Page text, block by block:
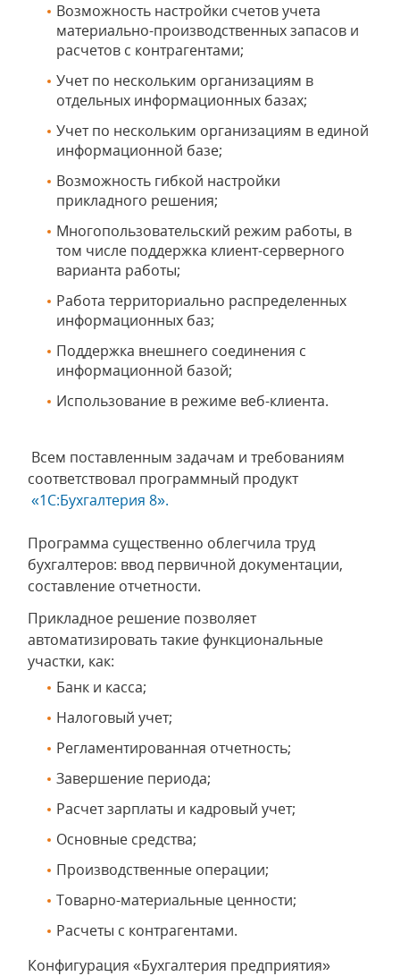
Возможность настройки счетов учета
материально-производственных запасов и
расчетов с контрагентами;
Учет по нескольким организациям в
отдельных информационных базах;
Учет по нескольким организациям в единой
информационной базе;
Возможность гибкой настройки
прикладного решения;
Многопользовательский режим работы, в
том числе поддержка клиент-серверного
варианта работы;
Работа территориально распределенных
информационных баз;
Поддержка внешнего соединения с
информационной базой;
Использование в режиме веб-клиента.
Всем поставленным задачам и требованиям
соответствовал программный продукт
«1С:Бухгалтерия 8».
Программа существенно облегчила труд
бухгалтеров: ввод первичной документации,
составление отчетности.
Прикладное решение позволяет
автоматизировать такие функциональные
участки, как:
Банк и касса;
Налоговый учет;
Регламентированная отчетность;
Завершение периода;
Расчет зарплаты и кадровый учет;
Основные средства;
Производственные операции;
Товарно-материальные ценности;
Расчеты с контрагентами.
Конфигурация «Бухгалтерия предприятия»